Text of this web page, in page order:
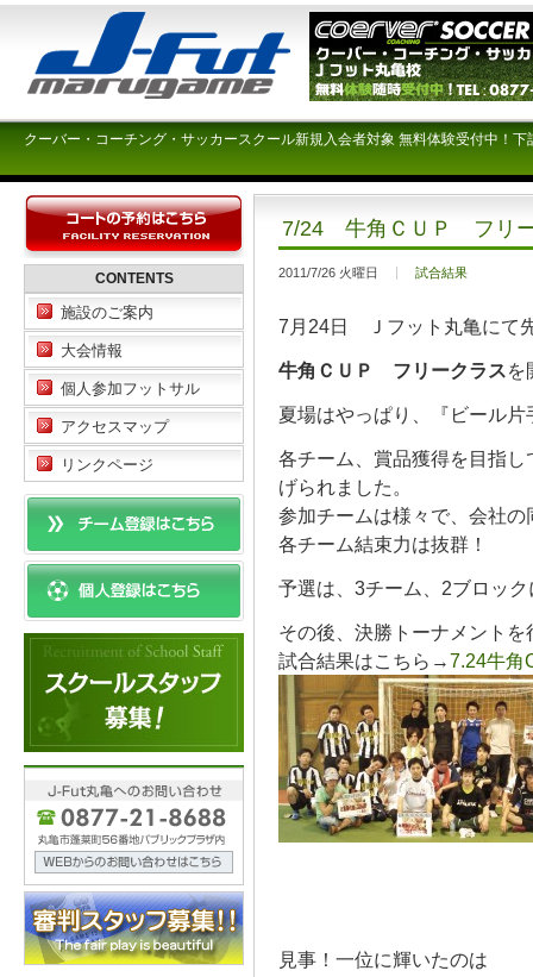
クーバー・コーチング・サッカースクール新規入会者対象 無料体験受付中！
7/24 牛角ＣＵＰ フリ
2011/7/26 火曜日 試合結果
7月24日 Ｊフット丸亀にて
牛角ＣＵＰ フリークラスを
夏場はやっぱり、『ビール
各チーム、賞品獲得を目指
げられました。
参加チームは様々で、会社
各チーム結束力は抜群！
予選は、3チーム、2ブロッ
その後、決勝トーナメントを
試合結果はこちら→7.24牛角
見事！一位に輝いたのは
CONTENTS
施設のご案内
大会情報
個人参加フットサル
アクセスマップ
リンクページ